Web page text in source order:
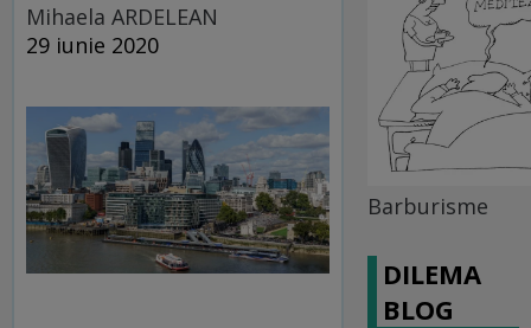
Mihaela ARDELEAN
29 iunie 2020
Barburisme
DILEMA
BLOG